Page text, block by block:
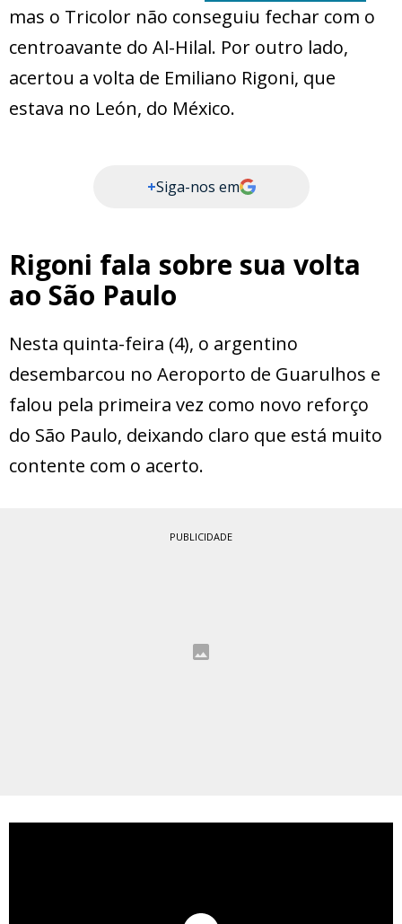
mas o Tricolor não conseguiu fechar com o
centroavante do Al-Hilal. Por outro lado,
acertou a volta de Emiliano Rigoni, que
estava no León, do México.
+Siga-nos em
Rigoni fala sobre sua volta
ao São Paulo
Nesta quinta-feira (4), o argentino
desembarcou no Aeroporto de Guarulhos e
falou pela primeira vez como novo reforço
do São Paulo, deixando claro que está muito
contente com o acerto.
PUBLICIDADE